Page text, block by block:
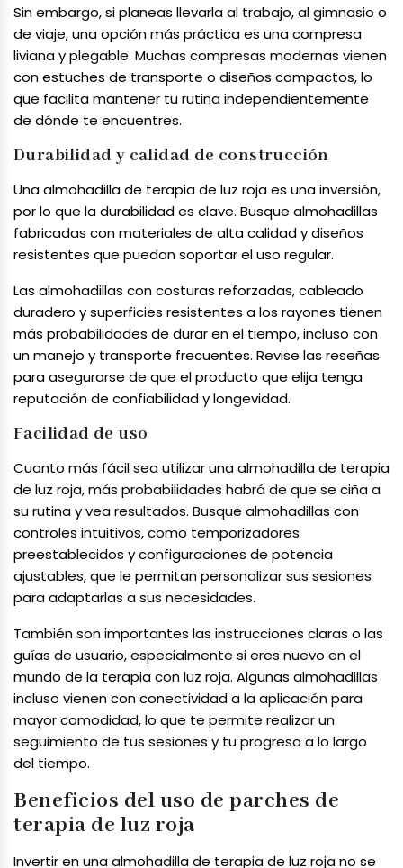
Sin embargo, si planeas llevarla al trabajo, al gimnasio o
de viaje, una opción más práctica es una compresa
liviana y plegable. Muchas compresas modernas vienen
con estuches de transporte o diseños compactos, lo
que facilita mantener tu rutina independientemente
de dónde te encuentres.
Durabilidad y calidad de construcción
Una almohadilla de terapia de luz roja es una inversión,
por lo que la durabilidad es clave. Busque almohadillas
fabricadas con materiales de alta calidad y diseños
resistentes que puedan soportar el uso regular.
Las almohadillas con costuras reforzadas, cableado
duradero y superficies resistentes a los rayones tienen
más probabilidades de durar en el tiempo, incluso con
un manejo y transporte frecuentes. Revise las reseñas
para asegurarse de que el producto que elija tenga
reputación de confiabilidad y longevidad.
Facilidad de uso
Cuanto más fácil sea utilizar una almohadilla de terapia
de luz roja, más probabilidades habrá de que se ciña a
su rutina y vea resultados. Busque almohadillas con
controles intuitivos, como temporizadores
preestablecidos y configuraciones de potencia
ajustables, que le permitan personalizar sus sesiones
para adaptarlas a sus necesidades.
También son importantes las instrucciones claras o las
guías de usuario, especialmente si eres nuevo en el
mundo de la terapia con luz roja. Algunas almohadillas
incluso vienen con conectividad a la aplicación para
mayor comodidad, lo que te permite realizar un
seguimiento de tus sesiones y tu progreso a lo largo
del tiempo.
Beneficios del uso de parches de
terapia de luz roja
Invertir en una almohadilla de terapia de luz roja no se